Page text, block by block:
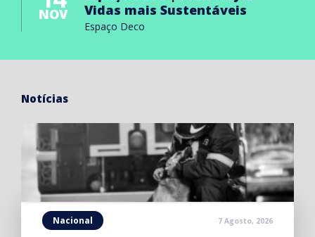
NOV
Vidas mais Sustentáveis
Espaço Deco
Notícias
Nacional 7 Agosto, 2026